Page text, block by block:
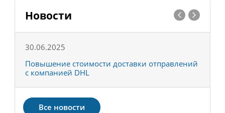
Новости
30.06.2025
Повышение стоимости доставки отправлений
с компанией DHL
Все новости